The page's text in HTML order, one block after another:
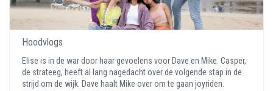
Hoodvlogs
Elise is in de war door haar gevoelens voor Dave en Mike. Casper,
de strateeg, heeft al lang nagedacht over de volgende stap in de
strijd om de wijk. Dave haalt Mike over om te gaan joyriden.